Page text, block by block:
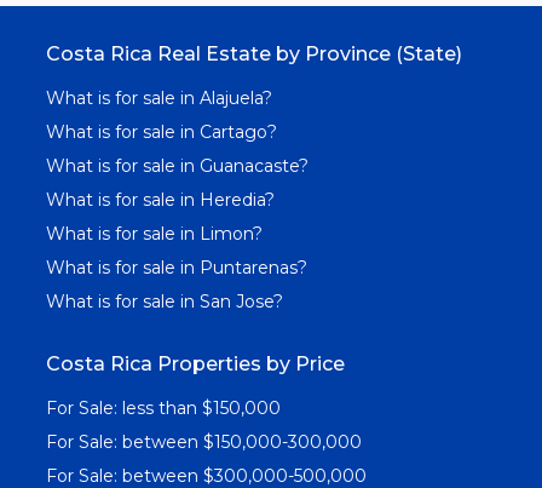
Costa Rica Real Estate by Province (State)
What is for sale in Alajuela?
What is for sale in Cartago?
What is for sale in Guanacaste?
What is for sale in Heredia?
What is for sale in Limon?
What is for sale in Puntarenas?
What is for sale in San Jose?
Costa Rica Properties by Price
For Sale: less than $150,000
For Sale: between $150,000-300,000
For Sale: between $300,000-500,000